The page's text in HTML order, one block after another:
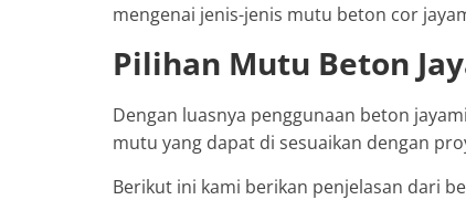
mengenai jenis-jenis mutu beton cor
Pilihan Mutu Beton
Dengan luasnya penggunaan beton
mutu yang dapat di sesuaikan dengan
Berikut ini kami berikan penjelasan dari